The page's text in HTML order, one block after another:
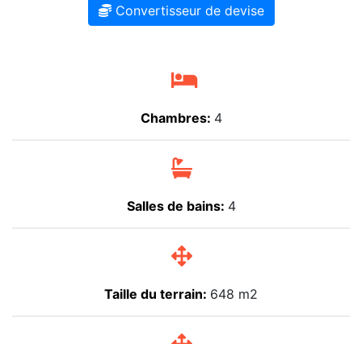
Convertisseur de devise
Chambres: 4
Salles de bains: 4
Taille du terrain: 648 m2